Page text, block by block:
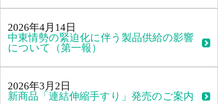
2026年4月14日
中東情勢の緊迫化に伴う製品供給の影響
について（第一報）
2026年3月2日
新商品「連結伸縮手すり」発売のご案内